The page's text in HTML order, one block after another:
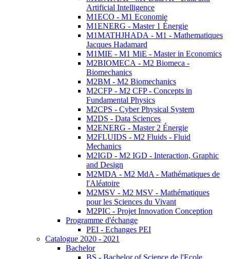
Artificial Intelligence
M1ECO - M1 Economie
M1ENERG - Master 1 Énergie
M1MATHJHADA - M1 - Mathematiques
Jacques Hadamard
M1MIE - M1 MiE - Master in Economics
M2BIOMECA - M2 Biomeca -
Biomechanics
M2BM - M2 Biomechanics
M2CFP - M2 CFP - Concepts in
Fundamental Physics
M2CPS - Cyber Physical System
M2DS - Data Sciences
M2ENERG - Master 2 Énergie
M2FLUIDS - M2 Fluids - Fluid
Mechanics
M2IGD - M2 IGD - Interaction, Graphic
and Design
M2MDA - M2 MdA - Mathématiques de
l'Aléatoire
M2MSV - M2 MSV - Mathématiques
pour les Sciences du Vivant
M2PIC - Projet Innovation Conception
Programme d'échange
PEI - Echanges PEI
Catalogue 2020 - 2021
Bachelor
BS - Bachelor of Science de l'Ecole